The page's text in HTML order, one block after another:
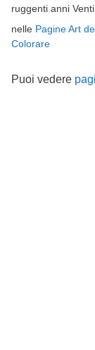
ruggenti anni Venti
nelle Pagine Art
Colorare
Puoi vedere